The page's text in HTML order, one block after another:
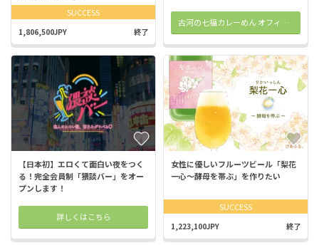
SUCCESS
1,806,500JPY 終了
古河の七福カレーめん オフィシャルサイト
【日本初】エロくて面白い夜をつく
る！完全会員制「猥談バー」をオー
プンします！
詳しくはこちら
女性に優しいフルーツビール「梨花
一心〜酵母を帯ぶ」を作りたい
SUCCESS
1,223,100JPY 終了